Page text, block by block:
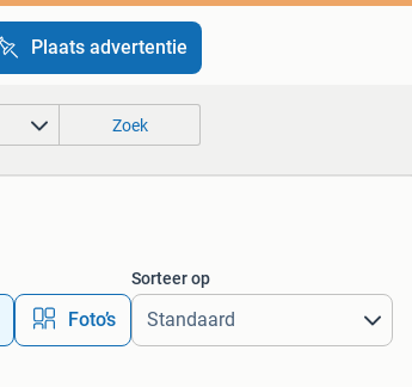
Plaats advertentie
Zoek
Foto’s
Sorteer op